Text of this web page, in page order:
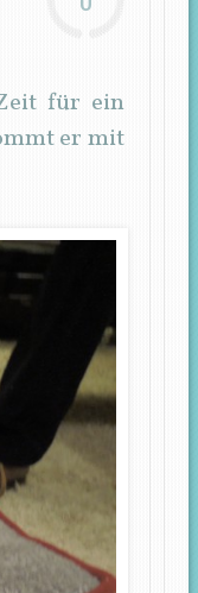
für ein
er mit